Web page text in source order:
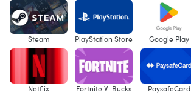
Steam PlayStation Store Google Play
Netflix Fortnite V-Bucks PaysafeCard